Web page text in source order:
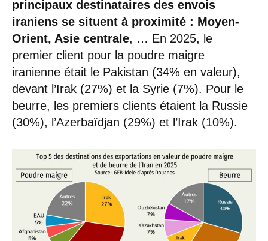
principaux destinataires des envois
iraniens se situent à proximité : Moyen-
Orient, Asie centrale, … En 2025, le
premier client pour la poudre maigre
iranienne était le Pakistan (34% en valeur),
devant l’Irak (27%) et la Syrie (7%). Pour le
beurre, les premiers clients étaient la Russie
(30%), l’Azerbaïdjan (29%) et l’Irak (10%).